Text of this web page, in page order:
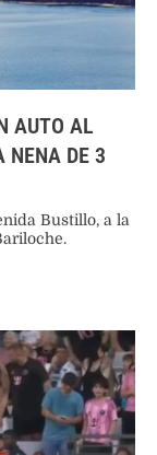
AUTO AL
NENA DE 3
Bustillo, a la